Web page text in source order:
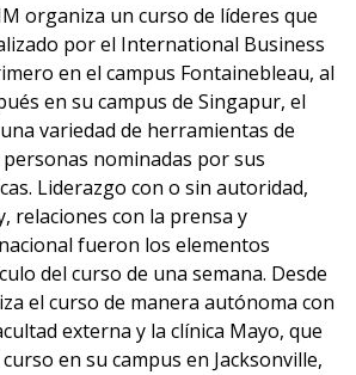
organiza un curso de líderes que
por el International Business
en el campus Fontainebleau, al
en su campus de Singapur, el
variedad de herramientas de
nominadas por sus
Liderazgo con o sin autoridad,
relaciones con la prensa y
fueron los elementos
del curso de una semana. Desde
el curso de manera autónoma con
externa y la clínica Mayo, que
en su campus en Jacksonville,